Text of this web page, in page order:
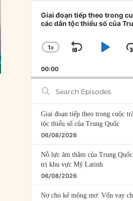
Audio
Player
Giai đoạn tiếp theo trong
các dân tộc thiểu số của
CHANGE
RATE
1X
SKIP
00:00
Search
Episodes
Giai đoạn tiếp theo trong cuộc
tộc thiểu số của Trung Quốc
06/08/2026
Nỗ lực âm thầm của Trung
trị khu vực Mỹ Latinh
06/08/2026
Nợ cho kẻ mộng mơ: Vốn vay